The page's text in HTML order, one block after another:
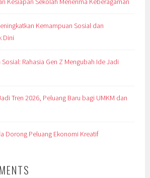
Kemampuan Sosial dan
Dini
Rahasia Gen Z Mengubah Ide Jadi
Tren 2026, Peluang Baru bagi UMKM dan
Dorong Peluang Ekonomi Kreatif